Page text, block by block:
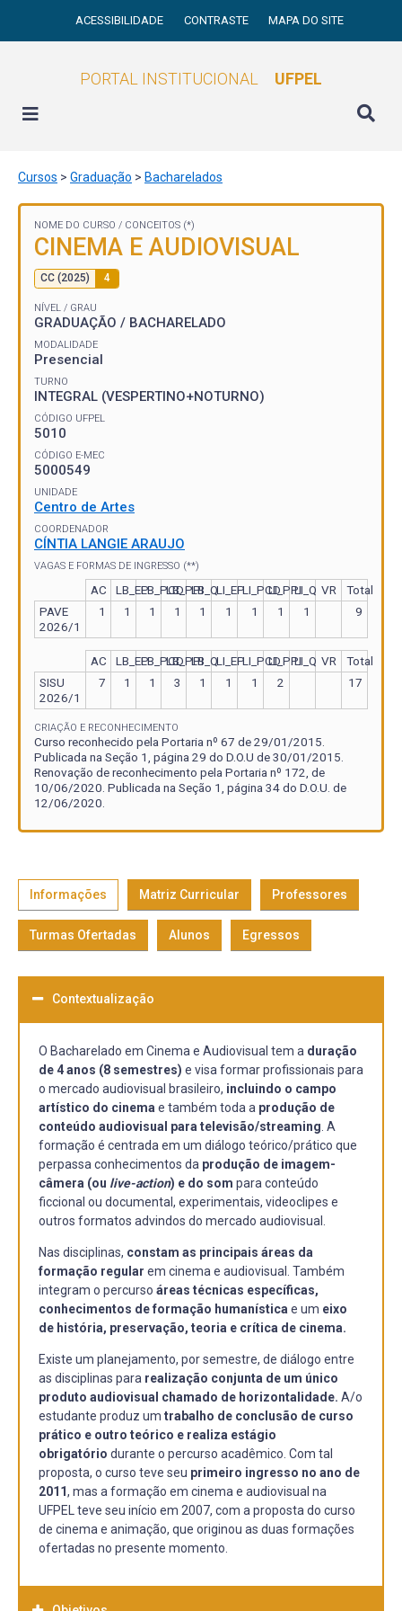
ACESSIBILIDADE CONTRASTE MAPA DO SITE
PORTAL INSTITUCIONAL UFPEL
Cursos > Graduação > Bacharelados
NOME DO CURSO / CONCEITOS (*)
CINEMA E AUDIOVISUAL
CC (2025) 4
NÍVEL / GRAU
GRADUAÇÃO / BACHARELADO
MODALIDADE
Presencial
TURNO
INTEGRAL (VESPERTINO+NOTURNO)
CÓDIGO UFPEL
5010
CÓDIGO E-MEC
5000549
UNIDADE
Centro de Artes
COORDENADOR
CÍNTIA LANGIE ARAUJO
VAGAS E FORMAS DE INGRESSO (**)
AC LB_EPLB_PCDLB_PPILB_QLI_EPLI_PCDLI_PPILI_Q VR
Total
PAVE
2026/1
1 1 1 1 1 1 1 1 1 9
AC LB_EPLB_PCDLB_PPILB_QLI_EPLI_PCDLI_PPILI_Q VR
Total
SISU
2026/1
7 1 1 3 1 1 1 2 17
CRIAÇÃO E RECONHECIMENTO
Curso reconhecido pela Portaria nº 67 de 29/01/2015.
Publicada na Seção 1, página 29 do D.O.U de 30/01/2015.
Renovação de reconhecimento pela Portaria nº 172, de
10/06/2020. Publicada na Seção 1, página 34 do D.O.U. de
12/06/2020.
Informações Matriz Curricular Professores
Turmas Ofertadas Alunos Egressos
Contextualização
O Bacharelado em Cinema e Audiovisual tem a duração
de 4 anos (8 semestres) e visa formar profissionais para
o mercado audiovisual brasileiro, incluindo o campo
artístico do cinemae também toda a produção de
conteúdo audiovisual para televisão/streaming. A
formação é centrada em um diálogo teórico/prático que
perpassa conhecimentos da produção de imagem-
câmera (ou live-action) e do som para conteúdo
ficcional ou documental, experimentais, videoclipes e
outros formatos advindos do mercado audiovisual.
Nas disciplinas, constam as principais áreas da
formação regular em cinema e audiovisual. Também
integram o percurso áreas técnicas específicas,
conhecimentos de formação humanísticae um eixo
de história, preservação, teoria e crítica de cinema.
Existe um planejamento, por semestre, de diálogo entre
as disciplinas para realização conjunta de um único
produto audiovisual chamado de horizontalidade. A/o
estudante produz um trabalho de conclusão de curso
prático e outro teórico e realiza estágio
obrigatório durante o percurso acadêmico. Com tal
proposta, o curso teve seu primeiro ingresso no ano de
2011, mas a formação em cinema e audiovisual na
UFPEL teve seu início em 2007, com a proposta do curso
de cinema e animação, que originou as duas formações
ofertadas no presente momento.